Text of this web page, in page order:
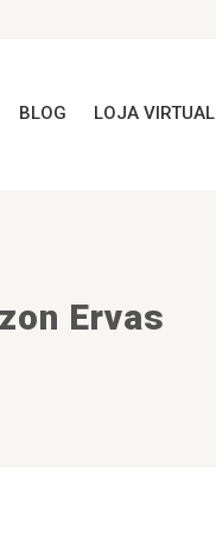
BLOG LOJA VIRTUAL
Ervas